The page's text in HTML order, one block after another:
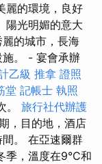
麗的環境，良好
陽光明媚的意大
的城市，長海
施。 - 宴會承辦
乙級 推拿 證照
堂 記帳士 執照
。 旅行社代辦護
，目的地，酒店
。 在亞速爾群
季，溫度在9°C和